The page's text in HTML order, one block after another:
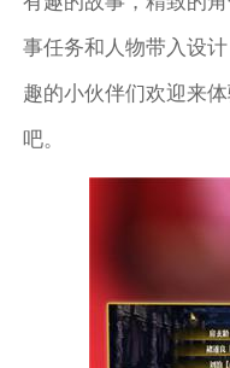
事任务和人物带入设
趣的小伙伴们欢迎来
吧。